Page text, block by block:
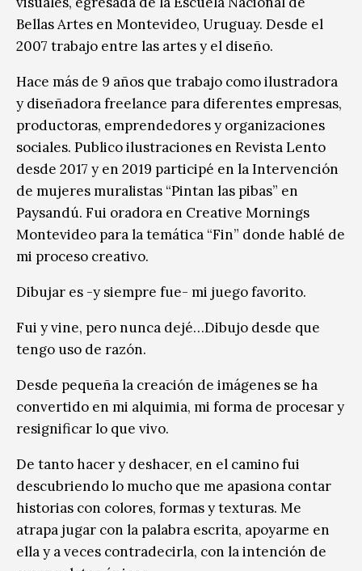
Bellas Artes en Montevideo, Uruguay. Desde el
2007 trabajo entre las artes y el diseño.
Hace más de 9 años que trabajo como ilustradora
y diseñadora freelance para diferentes empresas,
productoras, emprendedores y organizaciones
sociales. Publico ilustraciones en Revista Lento
desde 2017 y en 2019 participé en la Intervención
de mujeres muralistas “Pintan las pibas” en
Paysandú. Fui oradora en Creative Mornings
Montevideo para la temática “Fin” donde hablé de
mi proceso creativo.
Dibujar es -y siempre fue- mi juego favorito.
Fui y vine, pero nunca dejé…Dibujo desde que
tengo uso de razón.
Desde pequeña la creación de imágenes se ha
convertido en mi alquimia, mi forma de procesar y
resignificar lo que vivo.
De tanto hacer y deshacer, en el camino fui
descubriendo lo mucho que me apasiona contar
historias con colores, formas y texturas. Me
atrapa jugar con la palabra escrita, apoyarme en
ella y a veces contradecirla, con la intención de